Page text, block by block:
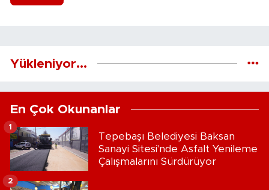
Yükleniyor...
En Çok Okunanlar
Tepebaşı Belediyesi Baksan
Sanayi Sitesi'nde Asfalt Yenileme
Çalışmalarını Sürdürüyor
1
2